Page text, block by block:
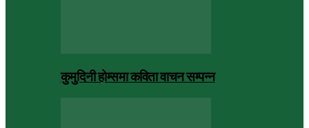
कुमुदिनी होम्समा कविता वाचन सम्पन्न